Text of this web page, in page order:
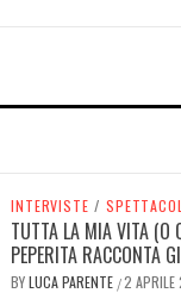
INTERVISTE /
TUTTA LA MIA VITA (O
PEPERITA RACCONTA
BYLUCA PARENTE /2